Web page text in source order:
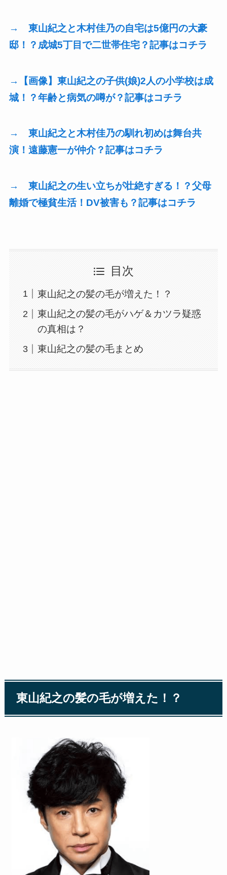
→ 東山紀之と木村佳乃の自宅は5億円の大豪
邸！？成城5丁目で二世帯住宅？記事はコチラ
→【画像】東山紀之の子供(娘)2人の小学校は成
城！？年齢と病気の噂が？記事はコチラ
→ 東山紀之と木村佳乃の馴れ初めは舞台共
演！遠藤憲一が仲介？記事はコチラ
→ 東山紀之の生い立ちが壮絶すぎる！？父母
離婚で極貧生活！DV被害も？記事はコチラ
目次
東山紀之の髪の毛が増えた！？
東山紀之の髪の毛がハゲ＆カツラ疑惑
の真相は？
東山紀之の髪の毛まとめ
東山紀之の髪の毛が増えた！？